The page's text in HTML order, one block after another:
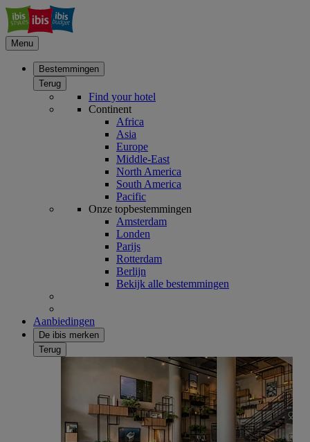
Menu
Bestemmingen
Terug
Find your hotel
Continent
Africa
Asia
Europe
Middle-East
North America
South America
Pacific
Onze topbestemmingen
Amsterdam
Londen
Parijs
Rotterdam
Berlijn
Bekijk alle bestemmingen
Aanbiedingen
De ibis merken
Terug